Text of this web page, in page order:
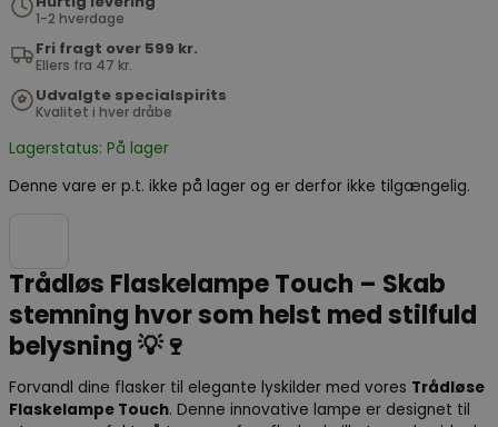
1-2 hverdage
Fri fragt over 599 kr.
Ellers fra 47 kr.
Udvalgte specialspirits
Kvalitet i hver dråbe
Lagerstatus: På lager
Denne vare er p.t. ikke på lager og er derfor ikke tilgængelig.
Trådløs Flaskelampe Touch – Skab
stemning hvor som helst med stilfuld
belysning 💡🍷
Forvandl dine flasker til elegante lyskilder med vores Trådløse
Flaskelampe Touch. Denne innovative lampe er designet til